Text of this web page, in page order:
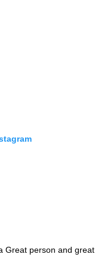
Great person and great